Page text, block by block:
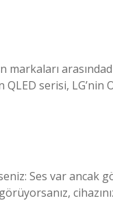
markaları
serisi, LG’nin
Ses var ancak